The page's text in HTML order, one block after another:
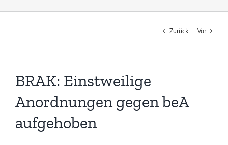
Zurück Vor
BRAK: Einstweilige
Anordnungen gegen beA
aufgehoben